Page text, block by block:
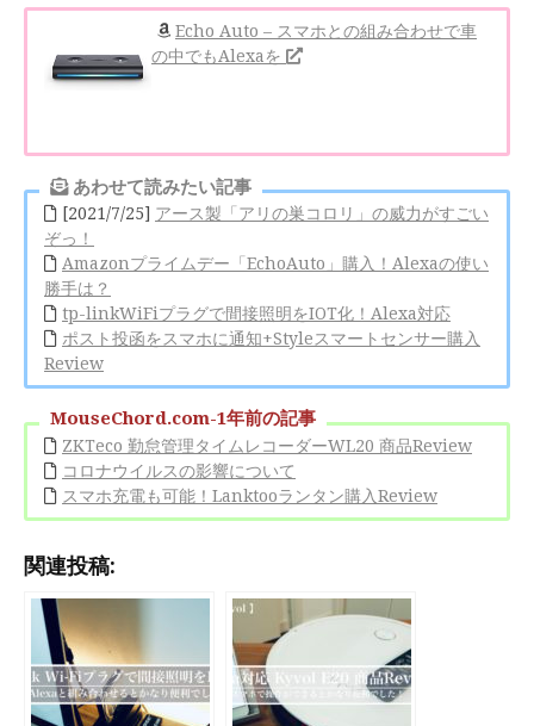
Echo Auto – スマホとの組み合わせで車
の中でもAlexaを
あわせて読みたい記事
[2021/7/25] アース製「アリの巣コロリ」の威力がすごい
ぞっ！
Amazonプライムデー「EchoAuto」購入！Alexaの使い
勝手は？
tp-linkWiFiプラグで間接照明をIOT化！Alexa対応
ポスト投函をスマホに通知+Styleスマートセンサー購入
Review
MouseChord.com-1年前の記事
ZKTeco 勤怠管理タイムレコーダーWL20 商品Review
コロナウイルスの影響について
スマホ充電も可能！Lanktooランタン購入Review
関連投稿: